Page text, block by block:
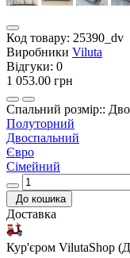
Код товару: 25390_dv
Виробники Viluta
Відгуки: 0
1 053.00 грн
Спальний розмір::
Полуторний
Двоспальний
Євро
Сімейний
До кошика
Доставка
Кур'єром VilutaShop